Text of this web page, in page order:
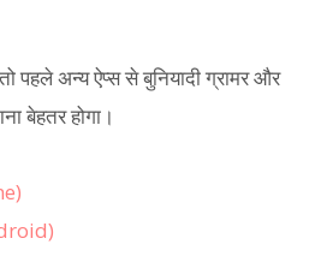
अन्य ऐप्स से बुनियादी ग्रामर और
बेहतर होगा।